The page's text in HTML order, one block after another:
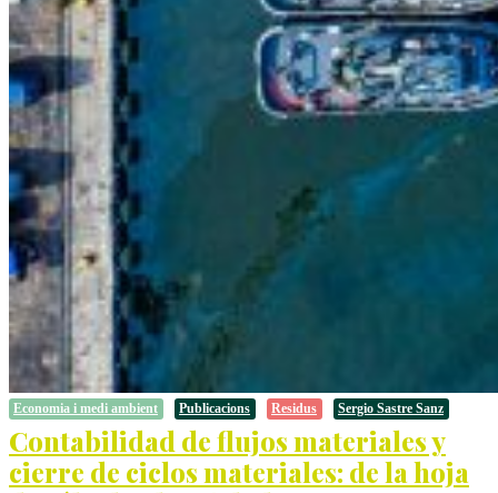
Economia i medi ambient Publicacions Residus Sergio Sastre Sanz
Contabilidad de flujos materiales y
cierre de ciclos materiales: de la hoja